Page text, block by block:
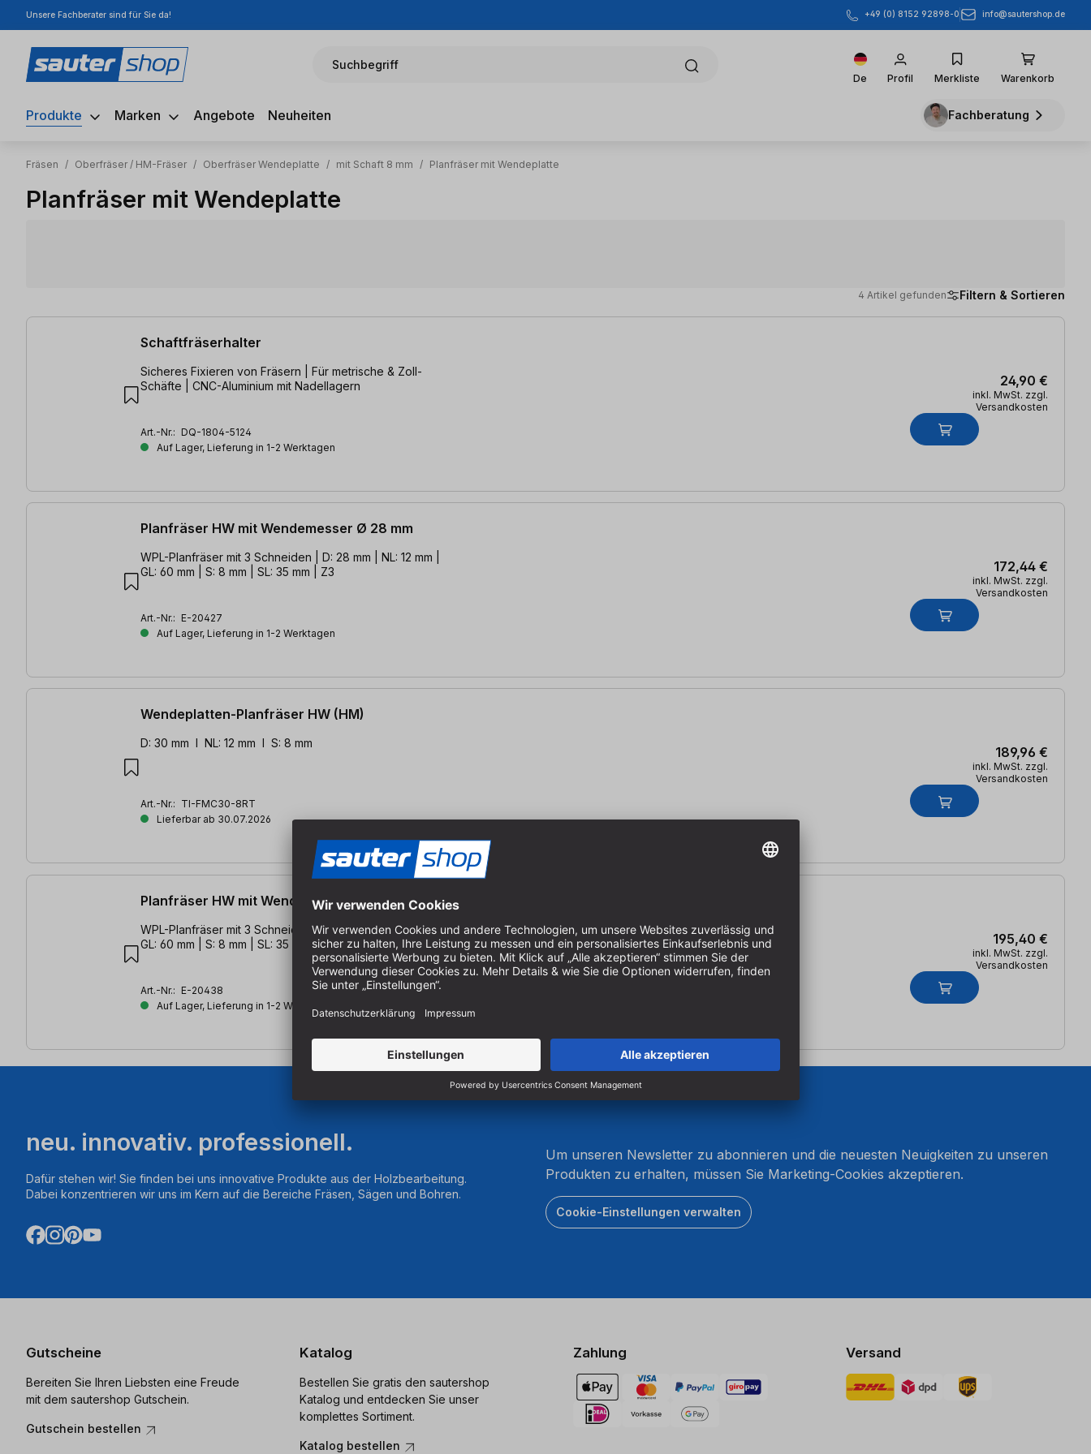
Hauptinhalt springen
Zur Suche springen
Zur Hauptnavigation springen
Unsere Fachberater sind für Sie da! +49 (0) 8152 92898-0 info@sautershop.de
Suchbegriff
De Profil Merkliste Warenkorb
Produkte Marken Angebote Neuheiten Fachberatung
Fräsen / Oberfräser / HM-Fräser / Oberfräser Wendeplatte / mit Schaft 8 mm / Planfräser mit Wendeplatte
Planfräser mit Wendeplatte
4 Artikel gefunden Filtern & Sortieren
4 Artikel gefunden
Schaftfräserhalter
Sicheres Fixieren von Fräsern | Für metrische & Zoll-
Schäfte | CNC-Aluminium mit Nadellagern
Art.-Nr.: DQ-1804-5124
Auf Lager, Lieferung in 1-2 Werktagen
24,90 €
inkl. MwSt. zzgl.
Versandkosten
Planfräser HW mit Wendemesser Ø 28 mm
WPL-Planfräser mit 3 Schneiden | D: 28 mm | NL: 12 mm |
GL: 60 mm | S: 8 mm | SL: 35 mm | Z3
Art.-Nr.: E-20427
Auf Lager, Lieferung in 1-2 Werktagen
172,44 €
inkl. MwSt. zzgl.
Versandkosten
Wendeplatten-Planfräser HW (HM)
D: 30 mm l NL: 12 mm l S: 8 mm
Art.-Nr.: TI-FMC30-8RT
Lieferbar ab 30.07.2026
189,96 €
inkl. MwSt. zzgl.
Versandkosten
Planfräser HW mit Wendemesser Ø 39 mm
WPL-Planfräser mit 3 Schneiden | D: 39 mm | NL: 12 mm |
GL: 60 mm | S: 8 mm | SL: 35 mm | Z3
Art.-Nr.: E-20438
Auf Lager, Lieferung in 1-2 Werktagen
195,40 €
inkl. MwSt. zzgl.
Versandkosten
neu. innovativ. professionell.
Dafür stehen wir! Sie finden bei uns innovative Produkte aus der Holzbearbeitung.
Dabei konzentrieren wir uns im Kern auf die Bereiche Fräsen, Sägen und Bohren.
Um unseren Newsletter zu abonnieren und die neuesten Neuigkeiten zu unseren
Produkten zu erhalten, müssen Sie Marketing-Cookies akzeptieren.
Cookie-Einstellungen verwalten
Gutscheine
Bereiten Sie Ihren Liebsten eine Freude
mit dem sautershop Gutschein.
Gutschein bestellen
Katalog
Bestellen Sie gratis den sautershop
Katalog und entdecken Sie unser
komplettes Sortiment.
Katalog bestellen
Zahlung Versand